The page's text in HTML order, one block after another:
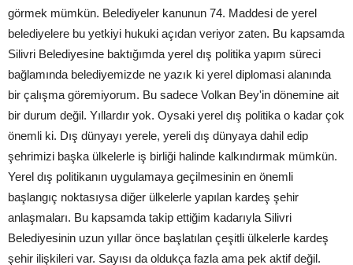
görmek mümkün. Belediyeler kanunun 74. Maddesi de yerel
belediyelere bu yetkiyi hukuki açıdan veriyor zaten. Bu kapsamda
Silivri Belediyesine baktığımda yerel dış politika yapım süreci
bağlamında belediyemizde ne yazık ki yerel diplomasi alanında
bir çalışma göremiyorum. Bu sadece Volkan Bey'in dönemine ait
bir durum değil. Yıllardır yok. Oysaki yerel dış politika o kadar çok
önemli ki. Dış dünyayı yerele, yereli dış dünyaya dahil edip
şehrimizi başka ülkelerle iş birliği halinde kalkındırmak mümkün.
Yerel dış politikanın uygulamaya geçilmesinin en önemli
başlangıç noktasıysa diğer ülkelerle yapılan kardeş şehir
anlaşmaları. Bu kapsamda takip ettiğim kadarıyla Silivri
Belediyesinin uzun yıllar önce başlatılan çeşitli ülkelerle kardeş
şehir ilişkileri var. Sayısı da oldukça fazla ama pek aktif değil.